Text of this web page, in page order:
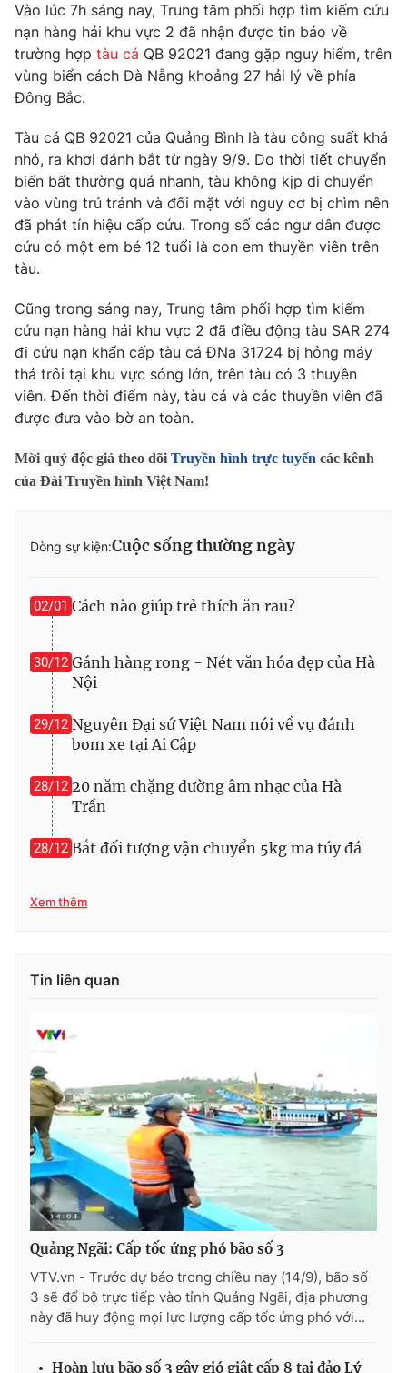
Thế giới đó đây
Câu chuyện quốc tế
Kinh tế
Tài chính
Thị trường
Dữ liệu và đời sống
Phim VTV
Hậu trường
Nhân vật
Khán giả
Giải sao mai
Giải trí
Điện ảnh
Âm nhạc
Sao
Đời sống
Du lịch
Chất lượng cuộc sống
Giáo dục
Tuyển sinh
Học trực tuyến
Công nghệ
Hitech Công nghệ tương lai
Sản phẩm
Tư vấn
Giao lưu trực tuyến
Podcast
Video
VTV Money
VTV Sức khoẻ
Thị trường 24h Tấm lòng Việt
VTV4 Vươn mình bằng AI
VTV9
Theo dõi báo trên
Cơ quan chủ quản: Đài Truyền hình Việt Nam
Cơ quan báo chí: Thời báo VTV
Giấy phép hoạt động báo in và báo điện tử số 483/GP-BTTTT
cấp ngày 29/12/2023
Tổng Biên tập:
Vũ Thanh Thủy
Phó Tổng Biên tập:Nguyễn Thị Mỹ Hạnh, Phạm Quốc Thắng,
Tổng đài VTV: 024.38 355 931 - 024.38 355 932
Vào lúc 7h sáng nay, Trung tâm phối hợp tìm kiếm cứu
nạn hàng hải khu vực 2 đã nhận được tin báo về
trường hợp tàu cá QB 92021 đang gặp nguy hiểm, trên
vùng biển cách Đà Nẵng khoảng 27 hải lý về phía
Đông Bắc.
Tàu cá QB 92021 của Quảng Bình là tàu công suất khá
nhỏ, ra khơi đánh bắt từ ngày 9/9. Do thời tiết chuyển
biến bất thường quá nhanh, tàu không kịp di chuyển
vào vùng trú tránh và đối mặt với nguy cơ bị chìm nên
đã phát tín hiệu cấp cứu. Trong số các ngư dân được
cứu có một em bé 12 tuổi là con em thuyền viên trên
tàu.
Cũng trong sáng nay, Trung tâm phối hợp tìm kiếm
cứu nạn hàng hải khu vực 2 đã điều động tàu SAR 274
đi cứu nạn khẩn cấp tàu cá ĐNa 31724 bị hỏng máy
thả trôi tại khu vực sóng lớn, trên tàu có 3 thuyền
viên. Đến thời điểm này, tàu cá và các thuyền viên đã
được đưa vào bờ an toàn.
Mời quý độc giả theo dõi Truyền hình trực tuyến các kênh
của Đài Truyền hình Việt Nam!
Dòng sự kiện:Cuộc sống thường ngày
02/01 Cách nào giúp trẻ thích ăn rau?
30/12 Gánh hàng rong - Nét văn hóa đẹp của Hà
Nội
29/12 Nguyên Đại sứ Việt Nam nói về vụ đánh
bom xe tại Ai Cập
28/12 20 năm chặng đường âm nhạc của Hà
Trần
28/12 Bắt đối tượng vận chuyển 5kg ma túy đá
Xem thêm
Tin liên quan
Quảng Ngãi: Cấp tốc ứng phó bão số 3
VTV.vn - Trước dự báo trong chiều nay (14/9), bão số
3 sẽ đổ bộ trực tiếp vào tỉnh Quảng Ngãi, địa phương
này đã huy động mọi lực lượng cấp tốc ứng phó với...
Hoàn lưu bão số 3 gây gió giật cấp 8 tại đảo Lý